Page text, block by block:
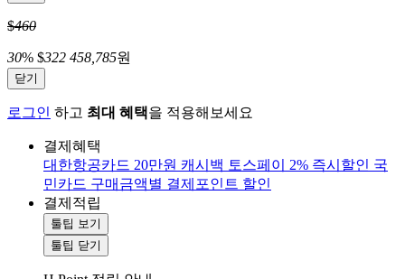
$460
30% $322 458,785원
닫기
로그인 하고 최대 혜택을 적용해보세요
결제혜택
대한항공카드 20만원 캐시백 토스페이 2% 즉시할인 국
민카드 구매금액별 결제포인트 할인
결제적립
툴팁 보기
툴팁 닫기